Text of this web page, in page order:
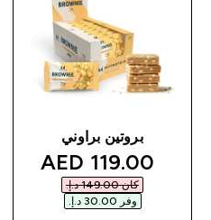
بروتين براوني
discounted price
119.00 AED‎
كان ‏149.00 د.إ.‏‎
وفر ‏30.00 د.إ.‏‎